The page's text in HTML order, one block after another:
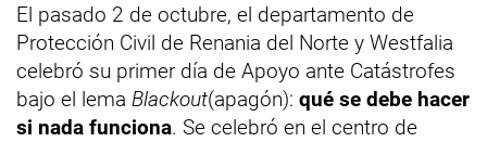
El pasado 2 de octubre, el departamento de
Protección Civil de Renania del Norte y Westfalia
celebró su primer día de Apoyo ante Catástrofes
bajo el lema Blackout(apagón): qué se debe hacer
si nada funciona. Se celebró en el centro de